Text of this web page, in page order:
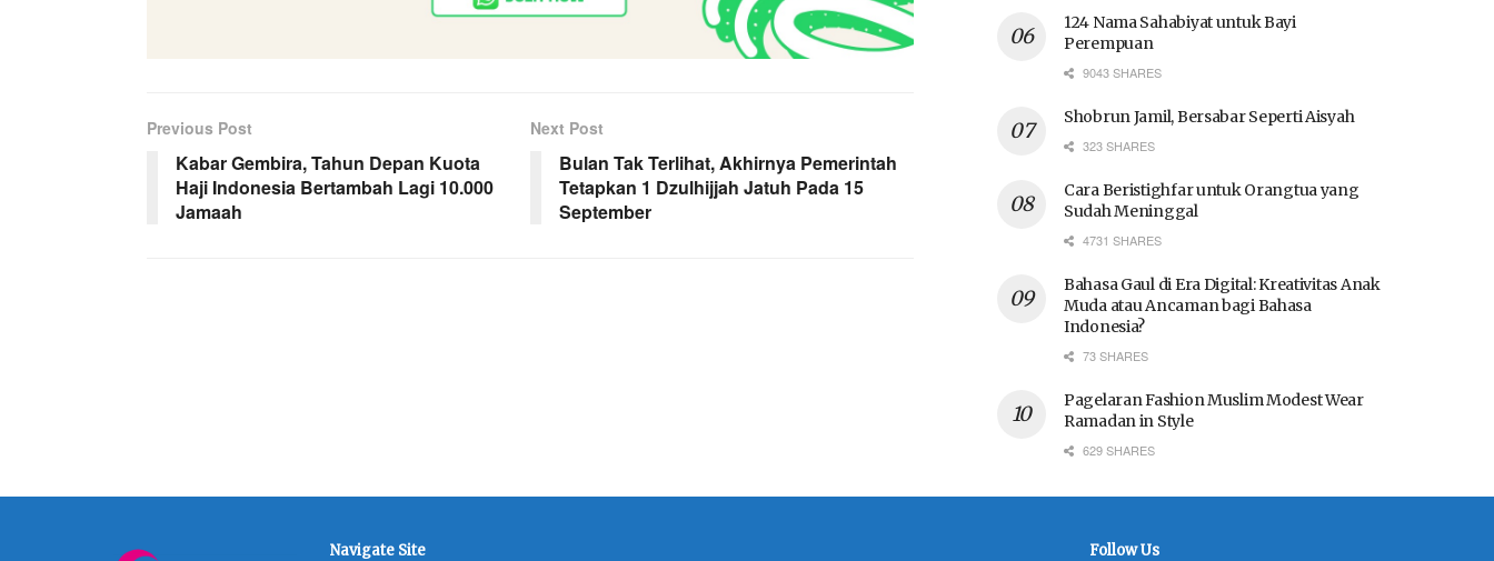
Previous Post
Kabar Gembira, Tahun Depan Kuota
Haji Indonesia Bertambah Lagi 10.000
Jamaah
Next Post
Bulan Tak Terlihat, Akhirnya Pemerintah
Tetapkan 1 Dzulhijjah Jatuh Pada 15
September
124 Nama Sahabiyat untuk Bayi
Perempuan
9043 SHARES
Shobrun Jamil, Bersabar Seperti Aisyah
323 SHARES
Cara Beristighfar untuk Orangtua yang
Sudah Meninggal
4731 SHARES
Bahasa Gaul di Era Digital: Kreativitas Anak
Muda atau Ancaman bagi Bahasa
Indonesia?
73 SHARES
Pagelaran Fashion Muslim Modest Wear
Ramadan in Style
629 SHARES
Navigate Site Follow Us